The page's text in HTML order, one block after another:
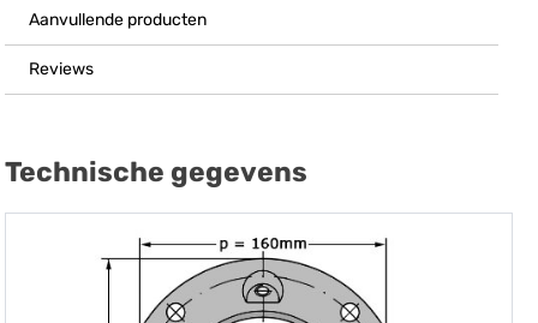
Aanvullende producten
Reviews
Technische gegevens